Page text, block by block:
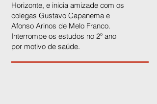
Horizonte, e inicia amizade com os
colegas Gustavo Capanema e
Afonso Arinos de Melo Franco.
Interrompe os estudos no 2º ano
por motivo de saúde.